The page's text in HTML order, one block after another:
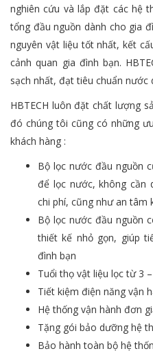
nghiên cứu và lắp đặt các hệ
tổng đầu nguồn dành cho gia
nguyên vật liệu tốt nhất, kết
cảnh quan gia đình bạn.
sạch nhất, đạt tiêu chuẩn nước
HBTECH luôn đặt chất lượng
đó chúng tôi cũng có những
khách hàng :
Bộ lọc nước đầu nguồn
để lọc nước, không cần
chi phí, cũng như an tâm
Bộ lọc nước đầu nguồn
thiết kế nhỏ gọn, giúp
đình bạn
Tuổi thọ vật liệu lọc từ 3
Tiết kiệm điện năng vận
Hệ thống vận hành đơn
Tặng gói bảo dưỡng hệ
Bảo hành toàn bộ hệ